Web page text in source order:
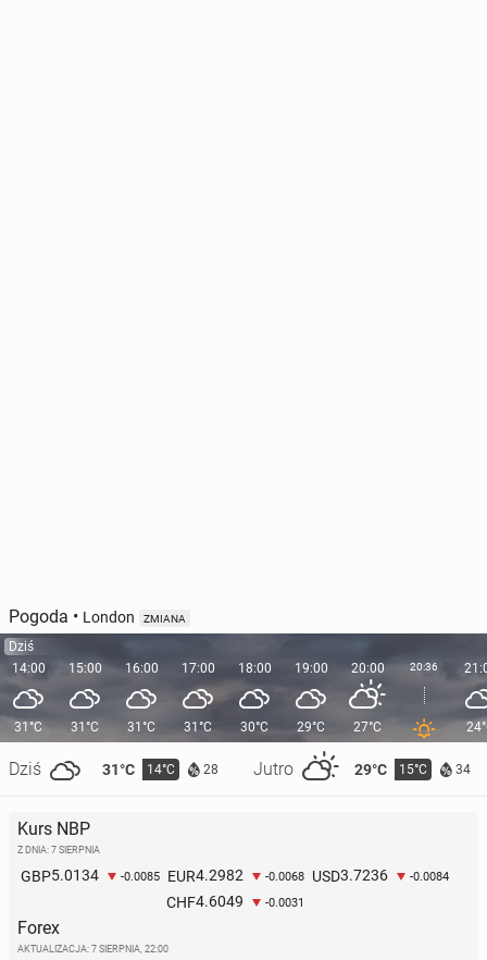
Pogoda • London ZMIANA
Dziś
14:00
31°C
Dziś 31°C 14°C 28 Jutro 29°C 15°C 34
15:00
31°C
16:00
31°C
17:00
31°C
18:00
30°C
19:00
29°C
20:00
27°C
20:36
Kurs NBP
Z DNIA: 7 SIERPNIA
GBP5.0134 -0.0085 EUR4.2982 -0.0068 USD3.7236 -0.0084
CHF4.6049 -0.0031
Forex
AKTUALIZACJA: 7 SIERPNIA, 22:00